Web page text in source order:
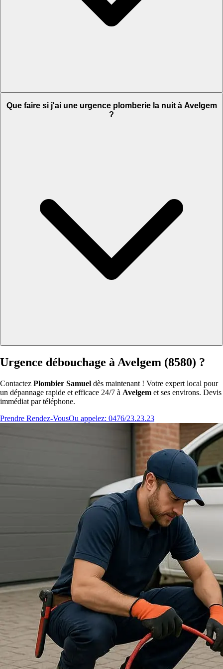
Que faire si j'ai une urgence plomberie la nuit à Avelgem
?
Urgence débouchage à Avelgem (8580) ?
Contactez Plombier Samuel dès maintenant ! Votre expert local pour
un dépannage rapide et efficace 24/7 à Avelgem et ses environs. Devis
immédiat par téléphone.
Prendre Rendez-VousOu appelez: 0476/23.23.23